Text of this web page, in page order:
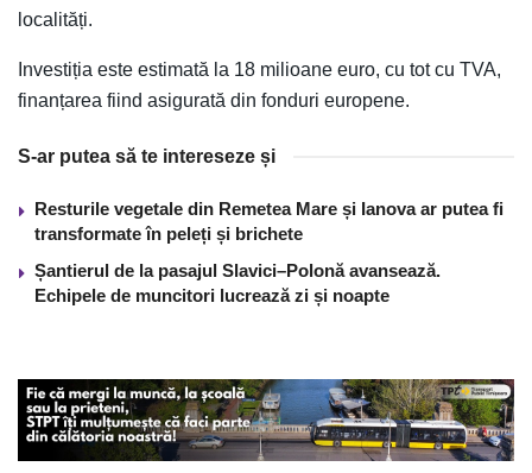
localități.
Investiția este estimată la 18 milioane euro, cu tot cu TVA,
finanțarea fiind asigurată din fonduri europene.
S-ar putea să te intereseze și
Resturile vegetale din Remetea Mare și Ianova ar putea fi
transformate în peleți și brichete
Șantierul de la pasajul Slavici–Polonă avansează.
Echipele de muncitori lucrează zi și noapte